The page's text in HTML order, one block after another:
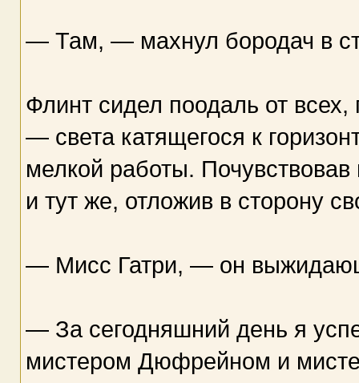
— Там, — махнул бородач в
Флинт сидел поодаль от
— света катящегося к
мелкой работы.
и тут же, отложив в сторону
— Мисс Гатри, — он
— За сегодняшний день я
мистером Дюфрейном и